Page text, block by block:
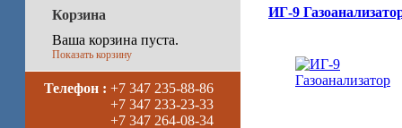
Корзина
Ваша корзина пуста.
Показать корзину
Телефон : +7 347 235-88-86
+7 347 233-23-33
+7 347 264-08-34
ИГ-9